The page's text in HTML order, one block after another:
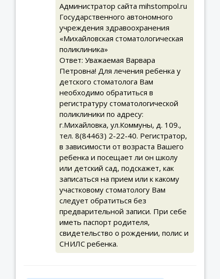
Администратор сайта mihstompol.ru
Государственного автономного
учреждения здравоохранения
«Михайловская стоматологическая
поликлиника»
Ответ: Уважаемая Варвара
Петровна! Для лечения ребенка у
детского стоматолога Вам
необходимо обратиться в
регистратуру стоматологической
поликлиники по адресу:
г.Михайловка, ул.Коммуны, д. 109.,
тел. 8(84463) 2-22-40. Регистратор,
в зависимости от возраста Вашего
ребенка и посещает ли он школу
или детский сад, подскажет, как
записаться на прием или к какому
участковому стоматологу Вам
следует обратиться без
предварительной записи. При себе
иметь паспорт родителя,
свидетельство о рождении, полис и
СНИЛС ребенка.